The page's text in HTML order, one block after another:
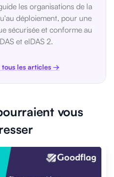
les organisations de la
déploiement, pour une
sécurisée et conforme au
et eIDAS 2.
tous les articles →
vous